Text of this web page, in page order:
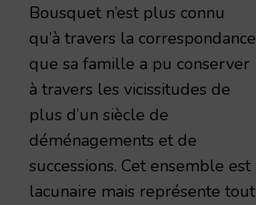
Bousquet n’est plus connu
qu’à travers la correspondance
que sa famille a pu conserver
à travers les vicissitudes de
plus d’un siècle de
déménagements et de
successions. Cet ensemble est
lacunaire mais représente tout